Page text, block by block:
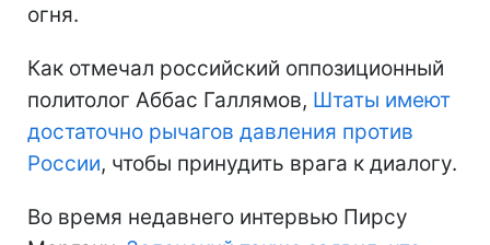
огня.
Как отмечал российский оппозиционный
политолог Аббас Галлямов, Штаты имеют
достаточно рычагов давления против
России, чтобы принудить врага к диалогу.
Во время недавнего интервью Пирсу